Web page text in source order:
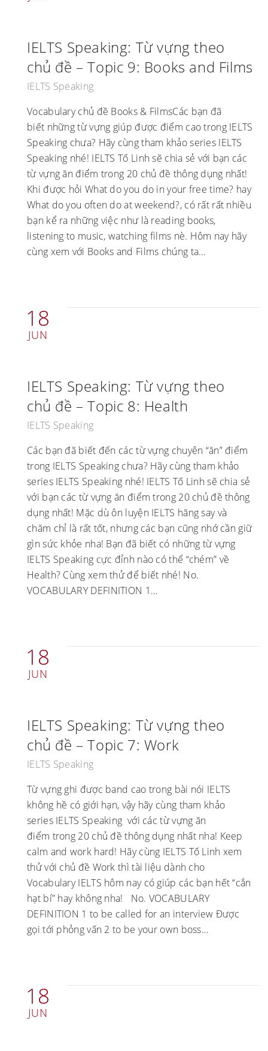
IELTS Speaking: Từ vựng theo
chủ đề – Topic 9: Books and Films
IELTS Speaking
Vocabulary chủ đề Books & FilmsCác bạn đã
biết những từ vựng giúp được điểm cao trong IELTS
Speaking chưa? Hãy cùng tham khảo series IELTS
Speaking nhé! IELTS Tố Linh sẽ chia sẻ với bạn các
từ vựng ăn điểm trong 20 chủ đề thông dụng nhất!
Khi được hỏi What do you do in your free time? hay
What do you often do at weekend?, có rất rất nhiều
bạn kể ra những việc như là reading books,
listening to music, watching films nè. Hôm nay hãy
cùng xem với Books and Films chúng ta…
18
JUN
IELTS Speaking: Từ vựng theo
chủ đề – Topic 8: Health
IELTS Speaking
Các bạn đã biết đến các từ vựng chuyên “ăn” điểm
trong IELTS Speaking chưa? Hãy cùng tham khảo
series IELTS Speaking nhé! IELTS Tố Linh sẽ chia sẻ
với bạn các từ vựng ăn điểm trong 20 chủ đề thông
dụng nhất! Mặc dù ôn luyện IELTS hăng say và
chăm chỉ là rất tốt, nhưng các bạn cũng nhớ cần giữ
gìn sức khỏe nha! Bạn đã biết có những từ vựng
IELTS Speaking cực đỉnh nào có thể “chém” về
Health? Cùng xem thử để biết nhé! No.
VOCABULARY DEFINITION 1…
18
JUN
IELTS Speaking: Từ vựng theo
chủ đề – Topic 7: Work
IELTS Speaking
Từ vựng ghi được band cao trong bài nói IELTS
không hề có giới hạn, vậy hãy cùng tham khảo
series IELTS Speaking với các từ vựng ăn
điểm trong 20 chủ đề thông dụng nhất nha! Keep
calm and work hard! Hãy cùng IELTS Tố Linh xem
thử với chủ đề Work thì tài liệu dành cho
Vocabulary IELTS hôm nay có giúp các bạn hết “cắn
hạt bí” hay không nha! No. VOCABULARY
DEFINITION 1 to be called for an interview Được
gọi tới phỏng vấn 2 to be your own boss…
18
JUN